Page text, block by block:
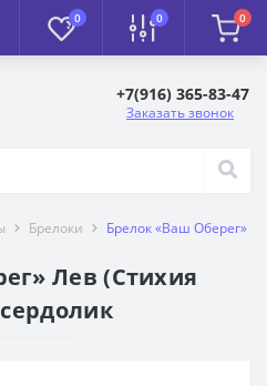
0 0 0
+7(916) 365-83-47
Заказать звонок
Брелоки Брелок «Ваш Оберег»
Лев (Стихия